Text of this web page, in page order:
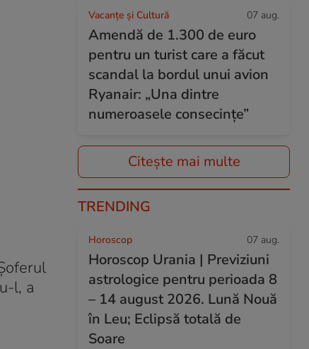
l, a
Vacanțe și Cultură 07 aug.
Amendă de 1.300 de euro
pentru un turist care a făcut
scandal la bordul unui avion
Ryanair: „Una dintre
numeroasele consecințe”
Citește mai multe
TRENDING
Horoscop 07 aug.
Horoscop Urania | Previziuni
astrologice pentru perioada 8
– 14 august 2026. Lună Nouă
în Leu; Eclipsă totală de
Soare